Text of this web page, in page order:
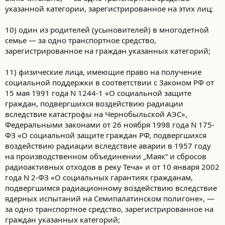
указанной категории, зарегистрированное на этих лиц;
10) один из родителей (усыновителей) в многодетной
семье — за одно транспортное средство,
зарегистрированное на граждан указанных категорий;
11) физические лица, имеющие право на получение
социальной поддержки в соответствии с Законом РФ от
15 мая 1991 года N 1244-1 «О социальной защите
граждан, подвергшихся воздействию радиации
вследствие катастрофы на Чернобыльской АЭС»,
Федеральными законами от 26 ноября 1998 года N 175-
ФЗ «О социальной защите граждан РФ, подвергшихся
воздействию радиации вследствие аварии в 1957 году
на производственном объединении „Маяк“ и сбросов
радиоактивных отходов в реку Теча» и от 10 января 2002
года N 2-ФЗ «О социальных гарантиях гражданам,
подвергшимся радиационному воздействию вследствие
ядерных испытаний на Семипалатинском полигоне», —
за одно транспортное средство, зарегистрированное на
граждан указанных категорий;